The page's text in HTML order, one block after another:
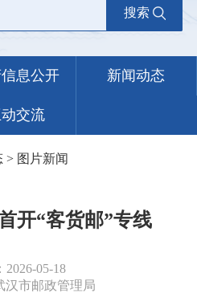
搜索
息公开 新闻动态
交流
> 图片新闻
开“客货邮”专线
2026-05-18
汉市邮政管理局